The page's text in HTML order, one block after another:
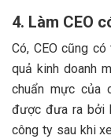
4. Làm CEO
Có, CEO cũng
quả kinh doanh
chuẩn mực của
được đưa ra bởi
công ty sau khi